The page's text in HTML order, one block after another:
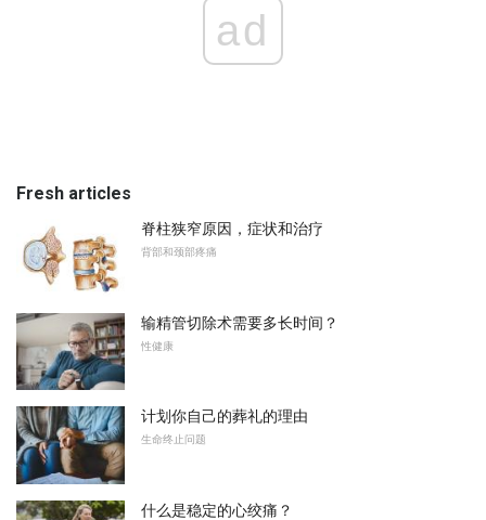
ad
Fresh articles
脊柱狭窄原因，症状和治疗
背部和颈部疼痛
输精管切除术需要多长时间？
性健康
计划你自己的葬礼的理由
生命终止问题
什么是稳定的心绞痛？